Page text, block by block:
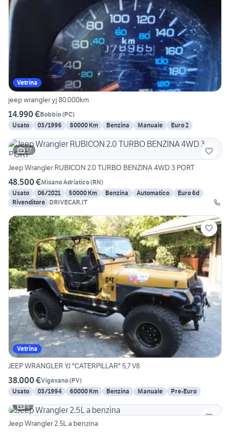
Vetrina
jeep wrangler yj 80.000km
14.990 €Bobbio(PC)
Usato
03/1996 80000 Km Benzina Manuale Euro 2
17
Jeep Wrangler RUBICON 2.0 TURBO BENZINA 4WD 3 PORT
48.500 €Misano Adriatico(RN)
Usato
06/2021 50000 Km Benzina Automatico
Euro 6d
Rivenditore DRIVECAR.IT
Vetrina
JEEP WRANGLER YJ "CATERPILLAR" 5,7 V8
38.000 €Vigevano(PV)
Usato
03/1994 60000 Km Benzina Manuale
Pre-Euro
5
Jeep Wrangler 2.5L a benzina